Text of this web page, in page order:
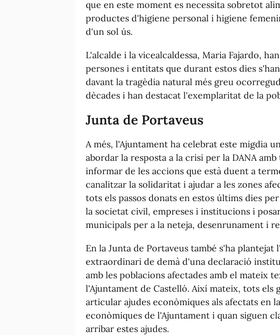
que en este moment es necessita sobretot
productes d'higiene personal i higiene
d'un sol ús.
L'alcalde i la vicealcaldessa, Maria Fajardo,
persones i entitats que durant estos dies
davant la tragèdia natural més greu
dècades i han destacat l'exemplaritat de la
Junta de Portaveus
A més, l'Ajuntament ha celebrat este migdia
abordar la resposta a la crisi per la DANA
informar de les accions que està duent a
canalitzar la solidaritat i ajudar a les zones
tots els passos donats en estos últims dies
la societat civil, empreses i institucions i
municipals per a la neteja, desenrunament i
En la Junta de Portaveus també s'ha plantejat
extraordinari de demà d'una declaració
amb les poblacions afectades amb el mateix
l'Ajuntament de Castelló. Així mateix, tots els
articular ajudes econòmiques als afectats en
econòmiques de l'Ajuntament i quan siguen
arribar estes ajudes.